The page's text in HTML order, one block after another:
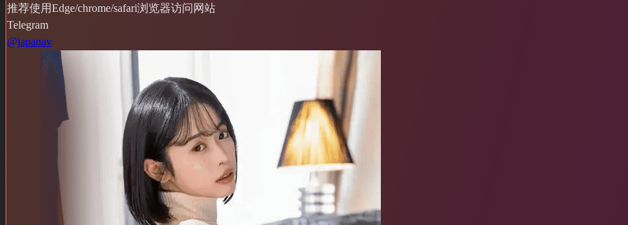
推荐使用Edge/chrome/safari浏览器访问网站
Telegram
@japanav